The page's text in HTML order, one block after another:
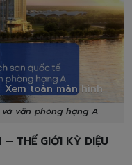
Xem toàn màn hình
văn phòng hạng A
THẾ GIỚI KỲ DIỆU